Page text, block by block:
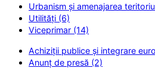
Urbanism și amenajarea
Utilități (6)
Viceprimar (14)
Achiziții publice și integrare
Anunț de presă (2)